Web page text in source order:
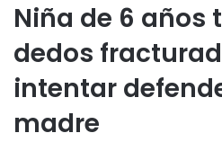
Niña de 6 años
dedos
intentar
madre